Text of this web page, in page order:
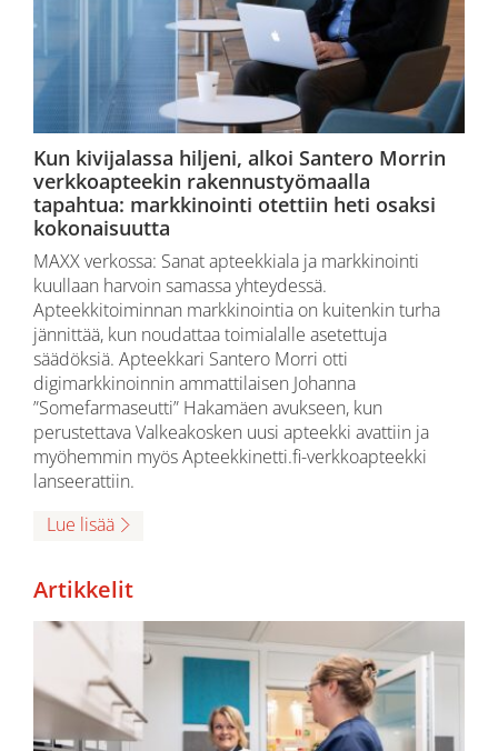
Kun kivijalassa hiljeni, alkoi Santero Morrin
verkkoapteekin rakennustyömaalla
tapahtua: markkinointi otettiin heti osaksi
kokonaisuutta
MAXX verkossa: Sanat apteekkiala ja markkinointi
kuullaan harvoin samassa yhteydessä.
Apteekkitoiminnan markkinointia on kuitenkin turha
jännittää, kun noudattaa toimialalle asetettuja
säädöksiä. Apteekkari Santero Morri otti
digimarkkinoinnin ammattilaisen Johanna
”Somefarmaseutti” Hakamäen avukseen, kun
perustettava Valkeakosken uusi apteekki avattiin ja
myöhemmin myös Apteekkinetti.fi-verkkoapteekki
lanseerattiin.
Lue lisää
Artikkelit